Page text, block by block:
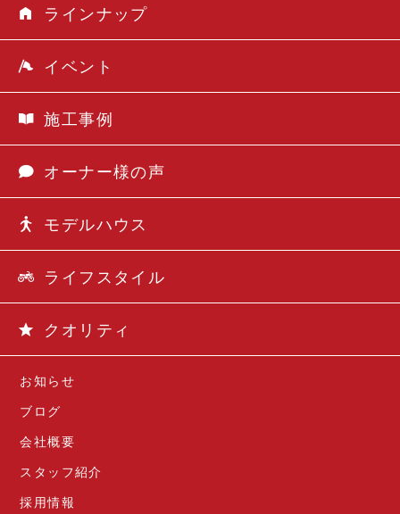
お知らせ
ブログ
会社概要
スタッフ紹介
採用情報
ラインナップ
イベント
施工事例
オーナー様の声
モデルハウス
ライフスタイル
クオリティ